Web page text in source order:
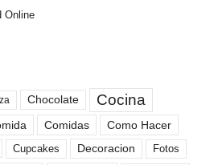
Online
Chocolate Cocina
Comidas Como Hacer
Cupcakes Decoracion Fotos